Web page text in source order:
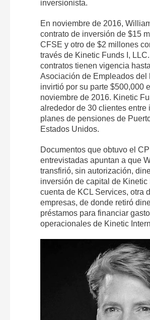
inversionista.
En noviembre de 2016,
contrato de inversión de $15
CFSE y otro de $2 millones
través de Kinetic Funds I,
contratos tienen vigencia
Asociación de Empleados del
invirtió por su parte $500,000
noviembre de 2016. Kinetic
alrededor de 30 clientes entre
planes de pensiones de
Estados Unidos.
Documentos que obtuvo el
entrevistadas apuntan a que
transfirió, sin autorización,
inversión de capital de Kinetic
cuenta de KCL Services, otra
empresas, de donde retiró
préstamos para financiar
operacionales de Kinetic